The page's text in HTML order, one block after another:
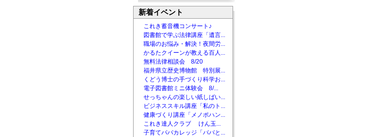
新着イベント
これき蓄音機コンサート♪
図書館で学ぶ法律講座「遺言...
職場のお悩み・解決！夜間労...
かるたクイーンが教える百人...
無料法律相談会 8/20
福井県立歴史博物館 特別展...
くどう博士の手づくり科学お...
電子図書館ミニ体験会 8/...
せっちゃんの楽しい紙しばい...
ビジネススキル講座「私のト...
健康づくり講座「メノポハン...
これき達人クラブ けん玉...
子育てパパカレッジ「パパと...